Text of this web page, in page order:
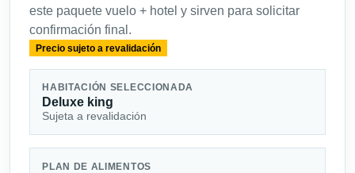
este paquete vuelo + hotel y sirven para solicitar
confirmación final.
Precio sujeto a revalidación
HABITACIÓN SELECCIONADA
Deluxe king
Sujeta a revalidación
PLAN DE ALIMENTOS